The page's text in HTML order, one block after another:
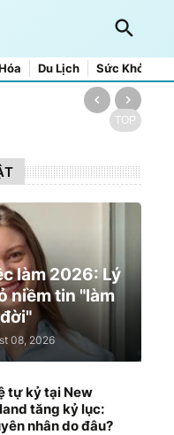
Du Lịch Sức Khỏe
TOP
làm 2026: Lý
niềm tin "làm
08, 2026
tự kỷ tại New
tăng kỷ lục:
nhân do đâu?